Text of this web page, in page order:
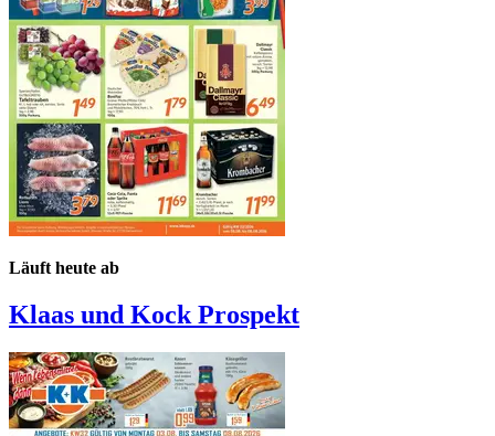
Läuft heute ab
Klaas und Kock Prospekt